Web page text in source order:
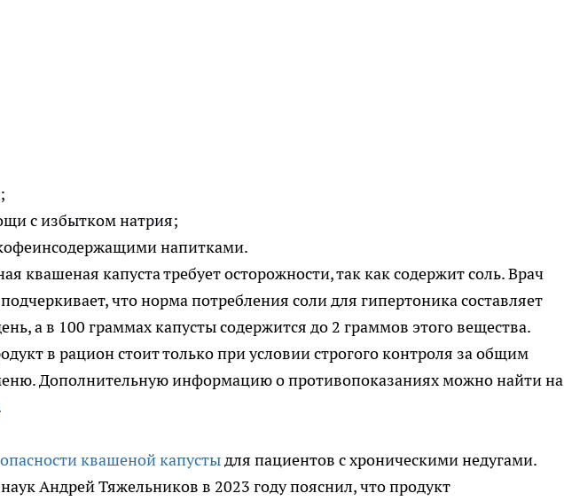
с избытком натрия;
напитками.
квашеная капуста требует осторожности, так как содержит соль. Врач
что норма потребления соли для гипертоника составляет
а в 100 граммах капусты содержится до 2 граммов этого вещества.
в рацион стоит только при условии строгого контроля за общим
Дополнительную информацию о противопоказаниях можно найти на
опасности квашеной капустыдля пациентов с хроническими недугами.
Андрей Тяжельников в 2023 году пояснил, что продукт